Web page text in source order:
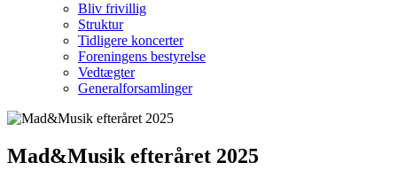
Bliv frivillig
Struktur
Tidligere koncerter
Foreningens bestyrelse
Vedtægter
Generalforsamlinger
Mad&Musik efteråret 2025